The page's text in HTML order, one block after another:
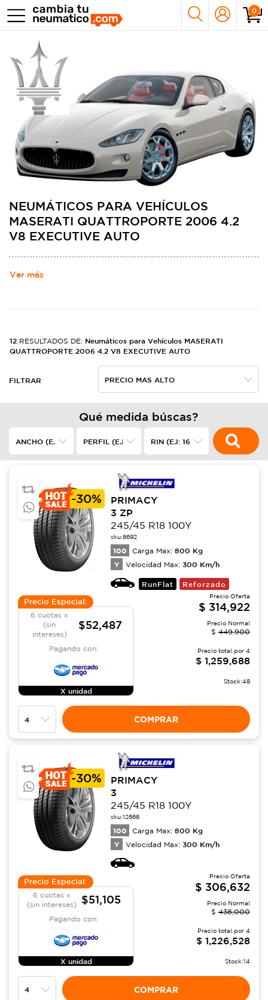
0
NEUMÁTICOS PARA VEHÍCULOS
MASERATI QUATTROPORTE 2006 4.2
V8 EXECUTIVE AUTO
Ver más
12 RESULTADOS DE: Neumáticos para Vehículos MASERATI
QUATTROPORTE 2006 4.2 V8 EXECUTIVE AUTO
FILTRAR
Qué medida búscas?
-30%
PRIMACY
3 ZP
245/45 R18 100Y
sku:8692
100 Carga Max: 800 Kg
Y Velocidad Max: 300 Km/h
RunFlat Reforzado
Precio Especial:
6 cuotas x
(sin
intereses)
$52,487
Pagando con:
X unidad
Precio Oferta
$ 314,922
Precio Normal
$ 449,900
Precio total por 4
$ 1,259,688
Stock:48
COMPRAR
-30%
PRIMACY
3
245/45 R18 100Y
sku:12668
100 Carga Max: 800 Kg
Y Velocidad Max: 300 Km/h
Precio Especial:
6 cuotas x
(sin intereses)
$51,105
Pagando con:
X unidad
Precio Oferta
$ 306,632
Precio Normal
$ 438,000
Precio total por 4
$ 1,226,528
Stock:14
COMPRAR